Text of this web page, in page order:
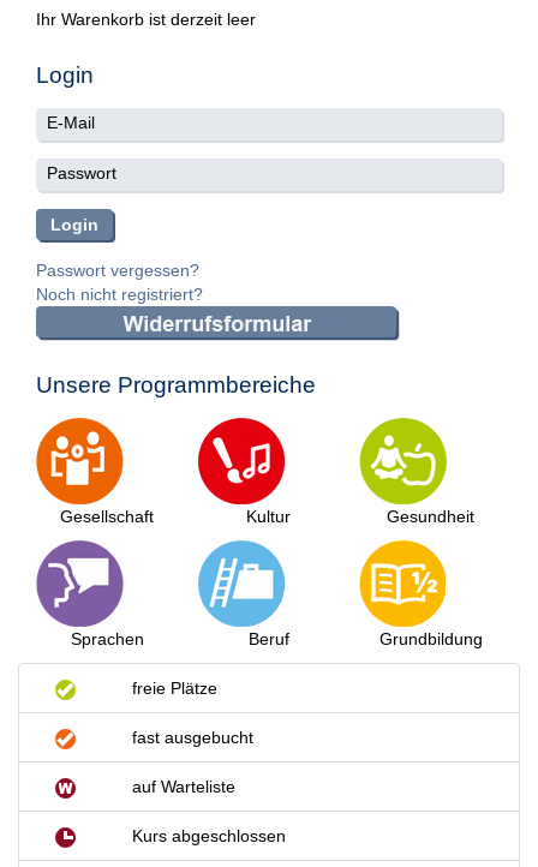
Ihr Warenkorb ist derzeit leer
Login
Passwort vergessen?
Noch nicht registriert?
Unsere Programmbereiche
Gesellschaft
Sprachen
Kultur
Beruf
Gesundheit
Grundbildung
freie Plätze
fast ausgebucht
auf Warteliste
Kurs abgeschlossen